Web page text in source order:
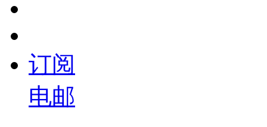
订阅
电邮